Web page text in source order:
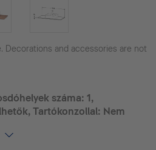
Decorations and accessories are not
száma: 1,
Tartókonzollal: Nem